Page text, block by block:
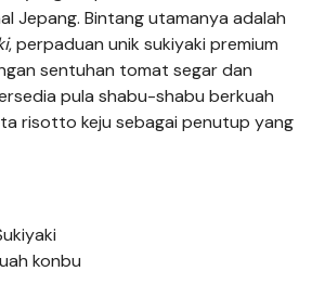
Jepang. Bintang utamanya adalah
, perpaduan unik sukiyaki premium
sentuhan tomat segar dan
pula shabu-shabu berkuah
risotto keju sebagai penutup yang
konbu